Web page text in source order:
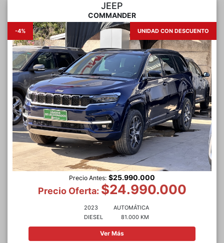
JEEP
COMMANDER
-4% UNIDAD CON DESCUENTO
Precio Antes: $25.990.000
Precio Oferta: $24.990.000
2023
DIESEL
AUTOMÁTICA
81.000 KM
Ver Más